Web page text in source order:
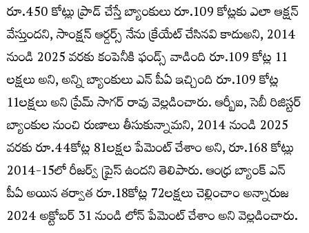
రూ.450 కోట్లు ప్రాడ్ చేస్తే బ్యాంకులు రూ.109 కోట్లకు ఎలా ఆక్షన్
వేస్తుందని, సాంక్షన్ ఆర్డర్స్ నేను క్రేయేట్ చేసినవి కాదుఅని, 2014
నుండి 2025 వరకు కంపెనీకి ఫండ్స్ వాడింది రూ.109 కోట్ల 11
లక్షలు అని, అన్ని బ్యాంకులు ఎన్ పీఏ ఇచ్చింది రూ.109 కోట్ల
11లక్షలు అని ప్రేమ్ సాగర్ రావు వెల్లడించారు. ఆర్బీఐ, సెబీ రిజిస్టర్
బ్యాంకుల నుంచి రుణాలు తీసుకున్నామని, 2014 నుండి 2025
వరకు రూ.44కోట్ల 81లక్షల పేమెంట్ చేశాం అని, రూ.168 కోట్లు
2014-15లో రీజర్వ్ ప్రైస్ ఉందని తెలిపారు. ఆంధ్ర బ్యాంక్ ఎన్
పీఏ అయిన తర్వాత రూ.18కోట్ల 72లక్షలు చెల్లించాం అన్నారుజ
2024 అక్టోబర్ 31 నుండి లోన్ పేమెంట్ చేశాం అని వెల్లడించారు.